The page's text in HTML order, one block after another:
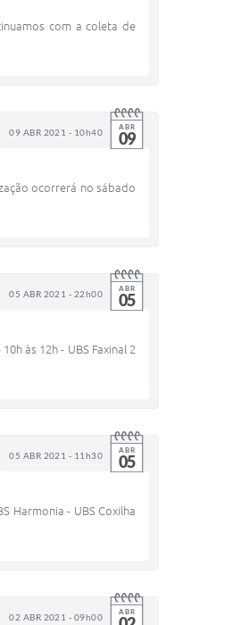
com a coleta de
09 ABR 2021 - 10h40 ABR
09
ocorrerá no sábado
05 ABR 2021 - 22h00 ABR
05
às 12h - UBS Faxinal 2
05 ABR 2021 - 11h30 ABR
05
Harmonia - UBS Coxilha
02 ABR 2021 - 09h00 ABR